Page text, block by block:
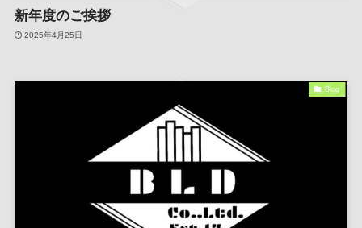
新年度のご挨拶
2025年4月25日
Blog